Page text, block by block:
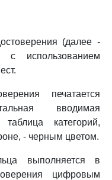
(далее -
с использованием
печатается
вводимая
категорий,
- черным цветом.
выполняется в
цифровым